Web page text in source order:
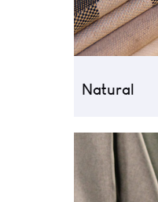
Natural